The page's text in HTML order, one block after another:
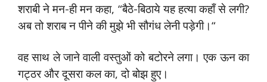
शराबी ने मन-ही मन कहा, “बैठे-बिठाये यह हत्या कहाँ से लगी?
अब तो शराब न पीने की मुझे भी सौगंध लेनी पड़ेगी।“
वह साथ ले जाने वाली वस्तुओं को बटोरने लगा। एक ऊन का
गट्ठर और दूसरा कल का, दो बोझ हुए।